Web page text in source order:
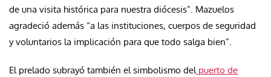
de una visita histórica para nuestra diócesis”. Mazuelos
agradeció además “a las instituciones, cuerpos de seguridad
y voluntarios la implicación para que todo salga bien”.
El prelado subrayó también el simbolismo delpuerto de